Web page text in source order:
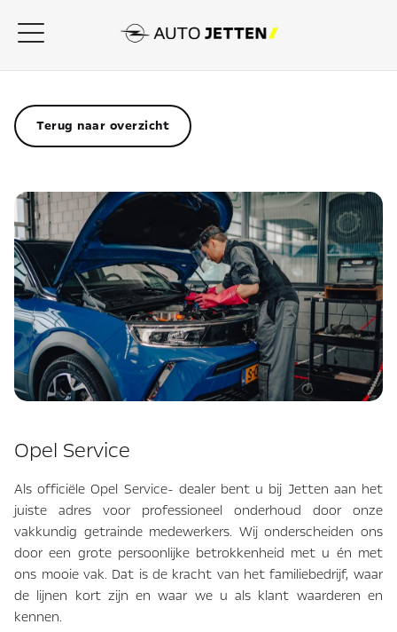
Terug naar overzicht
Opel Service
Als officiële Opel Service- dealer bent u bij Jetten aan het
juiste adres voor professioneel onderhoud door onze
vakkundig getrainde medewerkers. Wij onderscheiden ons
door een grote persoonlijke betrokkenheid met u én met
ons mooie vak. Dat is de kracht van het familiebedrijf, waar
de lijnen kort zijn en waar we u als klant waarderen en
kennen.